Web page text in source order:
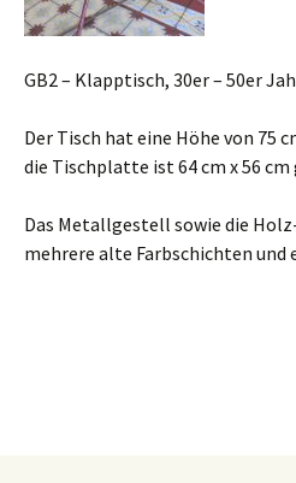
GB2 – Klapptisch, 30er – 50er
Der Tisch hat eine Höhe von 75
die Tischplatte ist 64 cm x 56 cm
Das Metallgestell sowie die
mehrere alte Farbschichten und